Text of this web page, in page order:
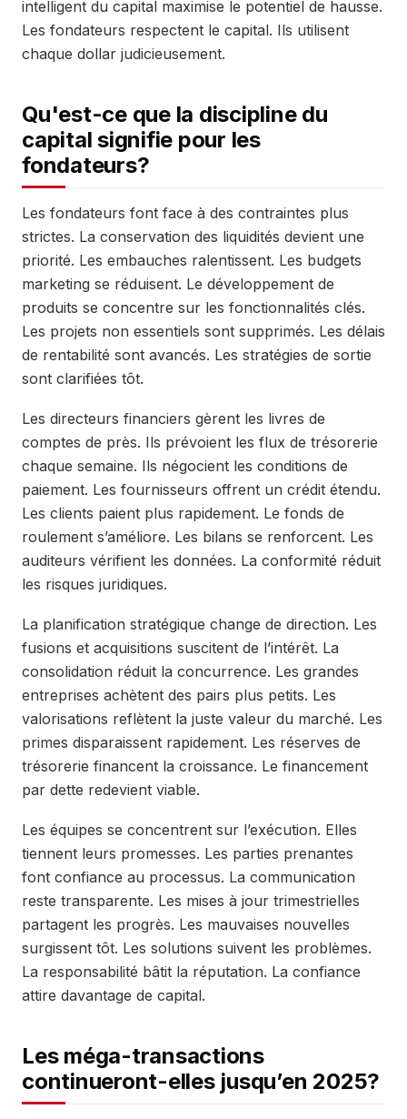
intelligent du capital maximise le potentiel de hausse.
Les fondateurs respectent le capital. Ils utilisent
chaque dollar judicieusement.
Qu'est-ce que la discipline du
capital signifie pour les
fondateurs?
Les fondateurs font face à des contraintes plus
strictes. La conservation des liquidités devient une
priorité. Les embauches ralentissent. Les budgets
marketing se réduisent. Le développement de
produits se concentre sur les fonctionnalités clés.
Les projets non essentiels sont supprimés. Les délais
de rentabilité sont avancés. Les stratégies de sortie
sont clarifiées tôt.
Les directeurs financiers gèrent les livres de
comptes de près. Ils prévoient les flux de trésorerie
chaque semaine. Ils négocient les conditions de
paiement. Les fournisseurs offrent un crédit étendu.
Les clients paient plus rapidement. Le fonds de
roulement s’améliore. Les bilans se renforcent. Les
auditeurs vérifient les données. La conformité réduit
les risques juridiques.
La planification stratégique change de direction. Les
fusions et acquisitions suscitent de l’intérêt. La
consolidation réduit la concurrence. Les grandes
entreprises achètent des pairs plus petits. Les
valorisations reflètent la juste valeur du marché. Les
primes disparaissent rapidement. Les réserves de
trésorerie financent la croissance. Le financement
par dette redevient viable.
Les équipes se concentrent sur l’exécution. Elles
tiennent leurs promesses. Les parties prenantes
font confiance au processus. La communication
reste transparente. Les mises à jour trimestrielles
partagent les progrès. Les mauvaises nouvelles
surgissent tôt. Les solutions suivent les problèmes.
La responsabilité bâtit la réputation. La confiance
attire davantage de capital.
Les méga-transactions
continueront-elles jusqu’en 2025?